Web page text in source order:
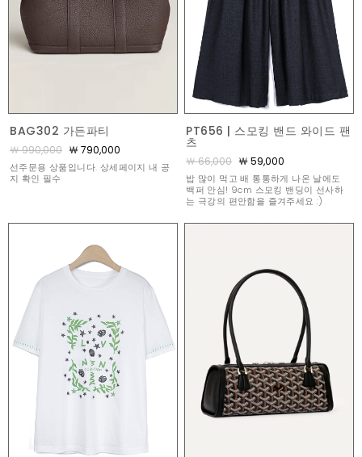
BAG302 가든파티
￦ 990,000 ￦ 790,000
선주문용 상품입니다. 상세페이지 내 공
지 확인 필수
PT656 | 스모킹 밴드 와이드 팬
츠
￦ 66,000 ￦ 59,000
밥 많이 먹고 배 통통하게 나온 날에도
백퍼 안심! 9cm 스모킹 밴딩이 선사하
는 극강의 편안함을 즐겨주세요 :)